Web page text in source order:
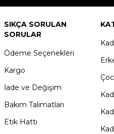
SIKÇA SORULAN
SORULAR
Ödeme Seçenekleri
Kargo
İade ve Değişim
Bakım Talimatları
Etik Hattı